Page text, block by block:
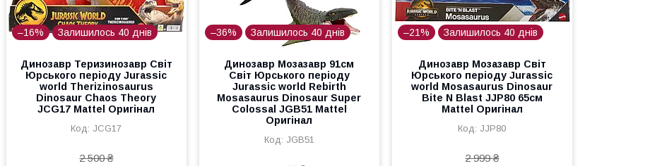
–16% Залишилось 40 днів
Динозавр Теризинозавр Світ
Юрського періоду Jurassic
world Therizinosaurus
Dinosaur Chaos Theory
JCG17 Mattel Оригінал
JCG17
2 500 ₴
–36% Залишилось 40 днів
Динозавр Мозазавр 91см
Світ Юрського періоду
Jurassic world Rebirth
Mosasaurus Dinosaur Super
Colossal JGB51 Mattel
Оригінал
JGB51
–21% Залишилось 40 днів
Динозавр Мозазавр Світ
Юрського періоду Jurassic
world Mosasaurus Dinosaur
Bite N Blast JJP80 65см
Mattel Оригінал
JJP80
2 999 ₴